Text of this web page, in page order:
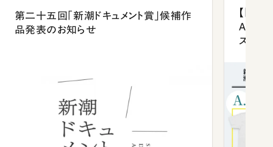
第二十五回「新潮ドキュメント賞」候補作
品発表のお知らせ
【「新
ズプレ